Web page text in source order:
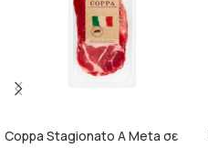
Coppa Stagionato A Meta σε